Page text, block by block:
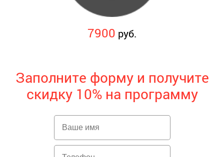
7900 руб.
Заполните форму и получите
скидку 10% на программу